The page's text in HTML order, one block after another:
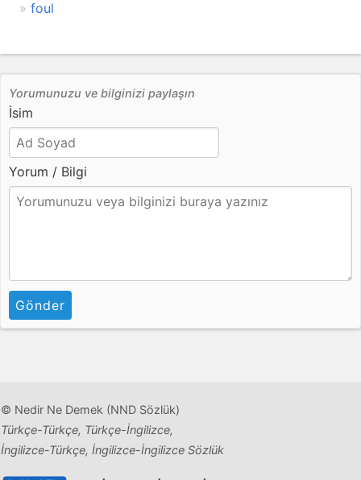
foul
Yorumunuzu ve bilginizi paylaşın
İsim
Yorum / Bilgi
Gönder
© Nedir Ne Demek (NND Sözlük)
Türkçe-Türkçe, Türkçe-İngilizce,
İngilizce-Türkçe, İngilizce-İngilizce Sözlük